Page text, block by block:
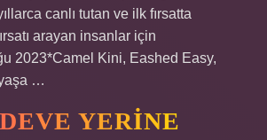
canlı tutan ve ilk fırsatta
arayan insanlar için
2023*Camel Kini, Eashed Easy,
…
YERINE